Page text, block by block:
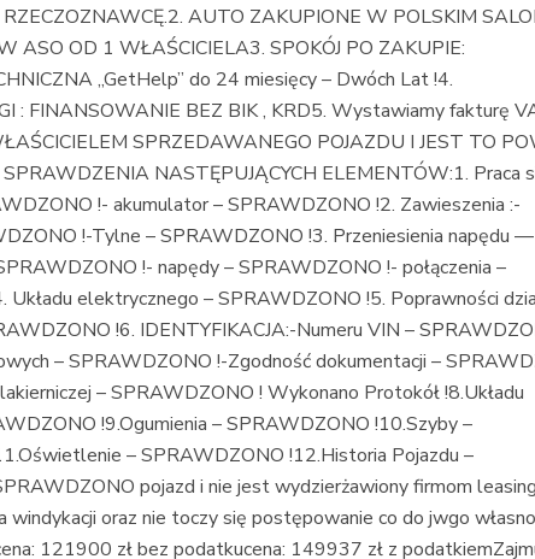
AUTO ZAKUPIONE W POLSKIM
ASO OD 1 WŁAŚCICIELA3. SPOKÓJ PO ZAKUPIE:
„GetHelp” do 24 miesięcy – Dwóch Lat !4.
: FINANSOWANIE BEZ BIK , KRD5. Wystawiamy fakturę
SPRZEDAWANEGO POJAZDU I JEST TO
NASTĘPUJĄCYCH ELEMENTÓW:1. Praca
!- akumulator – SPRAWDZONO !2. Zawieszenia :-
!-Tylne – SPRAWDZONO !3. Przeniesienia napędu —
!- napędy – SPRAWDZONO !- połączenia –
elektrycznego – SPRAWDZONO !5. Poprawności
!6. IDENTYFIKACJA:-Numeru VIN –
– SPRAWDZONO !-Zgodność dokumentacji –
– SPRAWDZONO ! Wykonano Protokół !8.Układu
!9.Ogumienia – SPRAWDZONO !10.Szyby –
– SPRAWDZONO !12.Historia Pojazdu –
pojazd i nie jest wydzierżawiony firmom
windykacji oraz nie toczy się postępowanie co do jwgo
121900 zł bez podatkucena: 149937 zł z